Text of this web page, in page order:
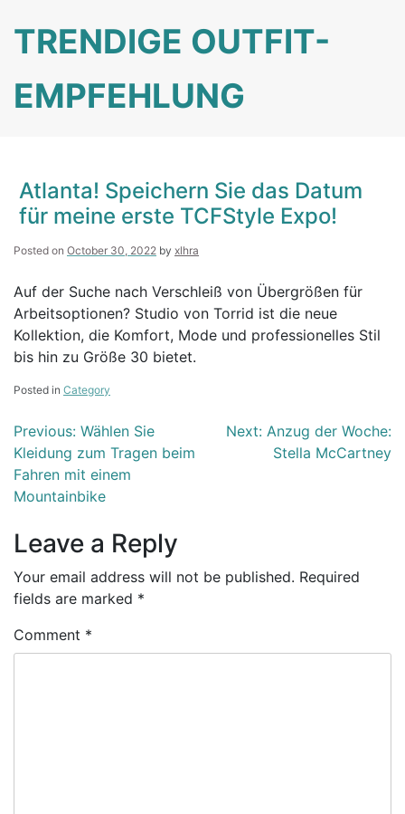
content
TRENDIGE OUTFIT-
EMPFEHLUNG
Atlanta! Speichern Sie das Datum
für meine erste TCFStyle Expo!
Posted on October 30, 2022 by xlhra
Auf der Suche nach Verschleiß von Übergrößen für
Arbeitsoptionen? Studio von Torrid ist die neue
Kollektion, die Komfort, Mode und professionelles Stil
bis hin zu Größe 30 bietet.
Posted in Category
Post
navigation
Previous: Wählen Sie
Kleidung zum Tragen beim
Fahren mit einem
Mountainbike
Next: Anzug der Woche:
Stella McCartney
Leave a Reply
Your email address will not be published. Required
fields are marked *
Comment *